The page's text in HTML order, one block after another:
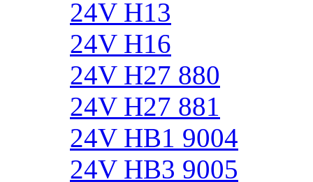
24V H13
24V H16
24V H27 880
24V H27 881
24V HB1 9004
24V HB3 9005